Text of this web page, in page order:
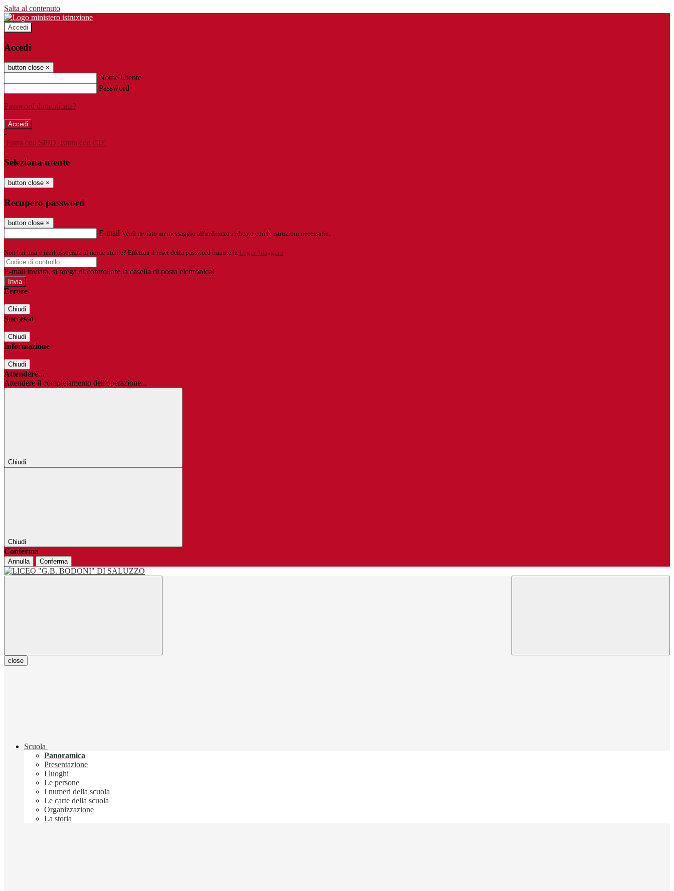
Salta al contenuto
Accedi
Accedi
button close ×
Nome Utente
Password
Password dimenticata?
-
Entra con SPID Entra con CIE
Seleziona utente
button close ×
Recupero password
button close ×
E-mail Verrà inviato un messaggio all'indirizzo indicato con le istruzioni necessarie.
Non hai una e-mail associata al nome utente? Effettua il reset della password tramite la Login Spaggiari
E-mail inviata, si prega di controllare la casella di posta elettronica!
Errore
Chiudi
Successo
Chiudi
Informazione
Chiudi
Attendere...
Attendere il completamento dell'operazione...
Chiudi
Chiudi
Conferma
Annulla Conferma
close
Scuola
Panoramica
Presentazione
I luoghi
Le persone
I numeri della scuola
Le carte della scuola
Organizzazione
La storia